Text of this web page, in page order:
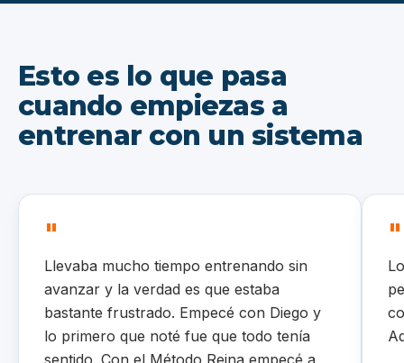
Esto es lo que pasa
cuando empiezas a
entrenar con un sistema
"
Llevaba mucho tiempo entrenando sin
avanzar y la verdad es que estaba
bastante frustrado. Empecé con Diego y
lo primero que noté fue que todo tenía
sentido. Con el Método Reina empecé a
"